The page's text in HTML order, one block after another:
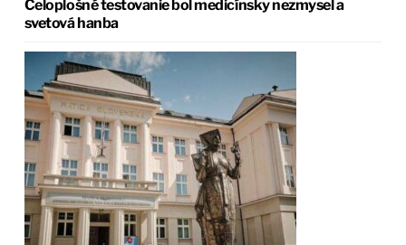
Celoplošné testovanie bol medicínsky nezmysel a
svetová hanba